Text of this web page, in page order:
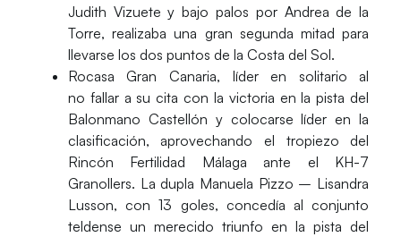
Judith Vizuete y bajo palos por Andrea de la
Torre, realizaba una gran segunda mitad para
llevarse los dos puntos de la Costa del Sol.
Rocasa Gran Canaria, líder en solitario al
no fallar a su cita con la victoria en la pista del
Balonmano Castellón y colocarse líder en la
clasificación, aprovechando el tropiezo del
Rincón Fertilidad Málaga ante el KH-7
Granollers. La dupla Manuela Pizzo – Lisandra
Lusson, con 13 goles, concedía al conjunto
teldense un merecido triunfo en la pista del